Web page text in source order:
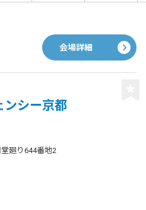
会場詳細
ンシー京都
廻り644番地2